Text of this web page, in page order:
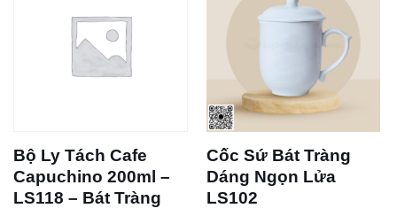
Bộ Ly Tách Cafe
Capuchino 200ml –
LS118 – Bát Tràng
Cốc Sứ Bát Tràng
Dáng Ngọn Lửa
LS102